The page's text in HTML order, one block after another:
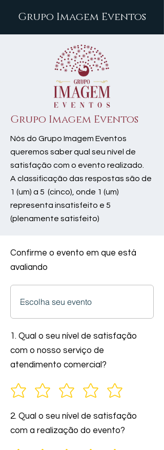
Grupo Imagem Eventos
Grupo Imagem Eventos
Nós do Grupo Imagem Eventos
queremos saber qual seu nível de
satisfação com o evento realizado.
A classificação das respostas são de
1 (um) a 5 (cinco), onde 1 (um)
representa insatisfeito e 5
(plenamente satisfeito)
Confirme o evento em que está
avaliando
1. Qual o seu nível de satisfação
com o nosso serviço de
atendimento comercial?
2. Qual o seu nível de satisfação
com a realização do evento?